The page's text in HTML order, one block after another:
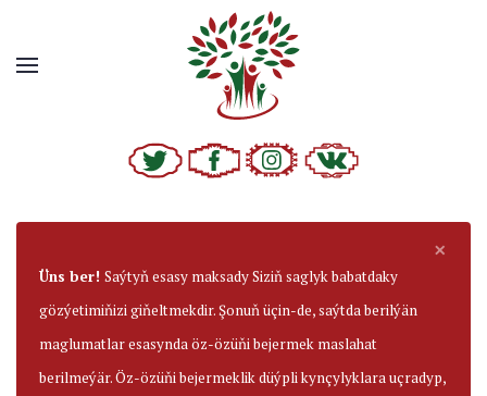
×
Üns ber! Saýtyň esasy maksady Siziň saglyk babatdaky
gözýetimiňizi giňeltmekdir. Şonuň üçin-de, saýtda berilýän
maglumatlar esasynda öz-özüňi bejermek maslahat
berilmeýär. Öz-özüňi bejermeklik düýpli kynçylyklara uçradyp,